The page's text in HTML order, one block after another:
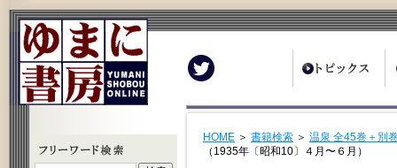
HOME ＞ 書籍検索 ＞ 温泉 全45巻＋別
（1935年〔昭和10〕４月〜６月）